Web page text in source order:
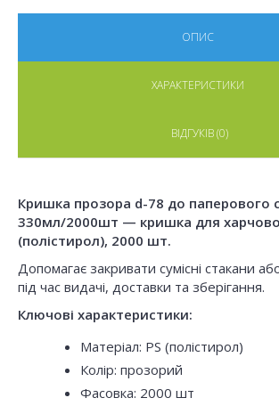
ОПИС
ХАРАКТЕРИСТИКИ
ВІДГУКІВ (0)
Кришка прозора d-78 до паперового
330мл/2000шт — кришка для
(полістирол), 2000 шт.
Допомагає закривати сумісні стакани
під час видачі, доставки та зберігання.
Ключові характеристики:
Матеріал: PS (полістирол)
Колір: прозорий
Фасовка: 2000 шт